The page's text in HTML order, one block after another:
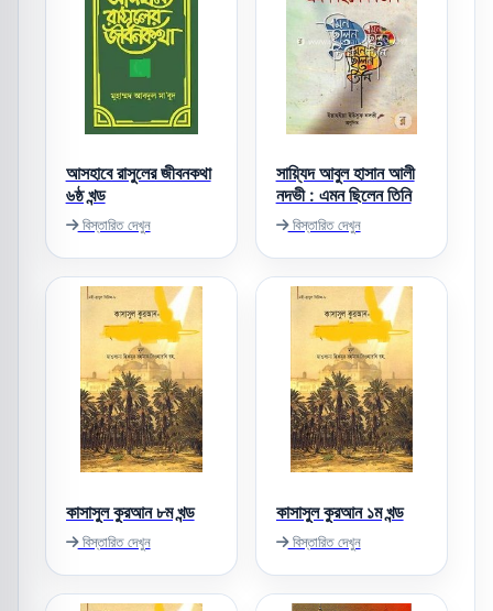
আসহাবে রাসুলের জীবনকথা
৬ষ্ঠ খন্ড
বিস্তারিত দেখুন
সায়্যিদ আবুল হাসান আলী
নদভী : এমন ছিলেন তিনি
বিস্তারিত দেখুন
কাসাসুল কুরআন ৮ম খন্ড
বিস্তারিত দেখুন
কাসাসুল কুরআন ১ম খন্ড
বিস্তারিত দেখুন